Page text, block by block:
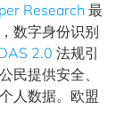
Research 最
数字身份识别
2.0 法规引
民提供安全、
人数据。欧盟